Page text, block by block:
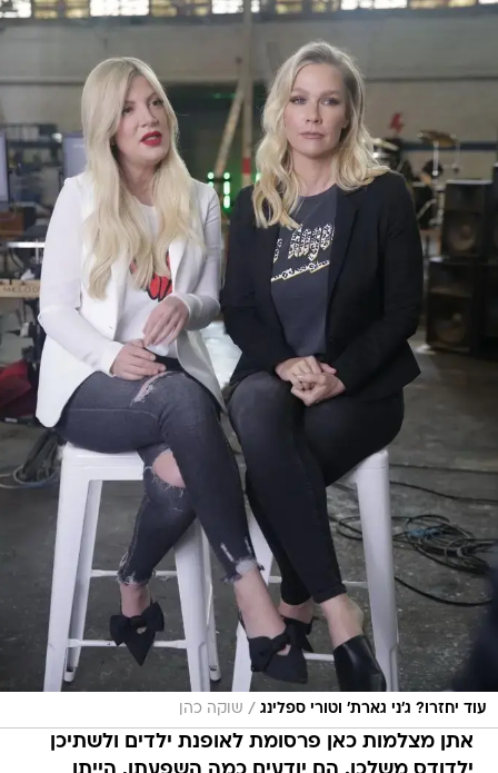
עוד יחזרו? ג'ני גארת' וטורי ספלינג / שוקה כהן
אתן מצלמות כאן פרסומת לאופנת ילדים ולשתיכן